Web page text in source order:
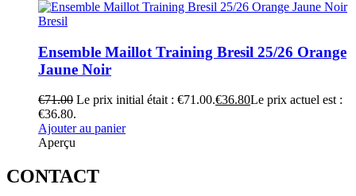
Bresil
Ensemble Maillot Training Bresil 25/26 Orange
Jaune Noir
€71.00 Le prix initial était : €71.00.€36.80Le prix actuel est :
€36.80.
Ajouter au panier
Aperçu
CONTACT